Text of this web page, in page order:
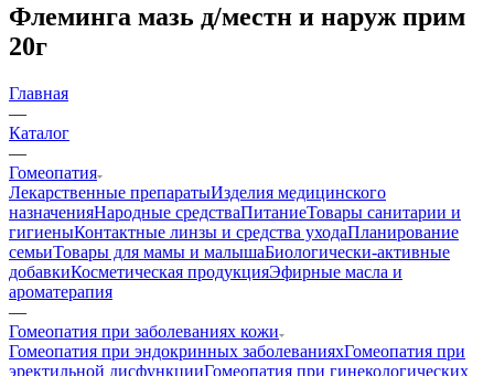
Флеминга мазь д/местн и наруж прим
20г
Главная
—
Каталог
—
Гомеопатия
Лекарственные препаратыИзделия медицинского
назначенияНародные средстваПитаниеТовары санитарии и
гигиеныКонтактные линзы и средства уходаПланирование
семьиТовары для мамы и малышаБиологически-активные
добавкиКосметическая продукцияЭфирные масла и
ароматерапия
—
Гомеопатия при заболеваниях кожи
Гомеопатия при эндокринных заболеванияхГомеопатия при
эректильной дисфункцииГомеопатия при гинекологических